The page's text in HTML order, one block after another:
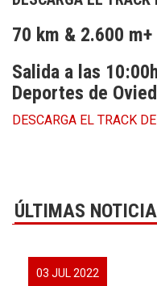
70 km & 2.600 m+
Salida a las
Deportes de
DESCARGA EL TRACK
ÚLTIMAS
03 JUL 2022